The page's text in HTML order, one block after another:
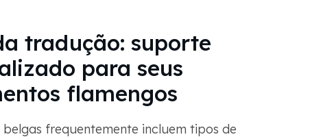
tradução: suporte
para seus
flamengos
belgas frequentemente incluem tipos de